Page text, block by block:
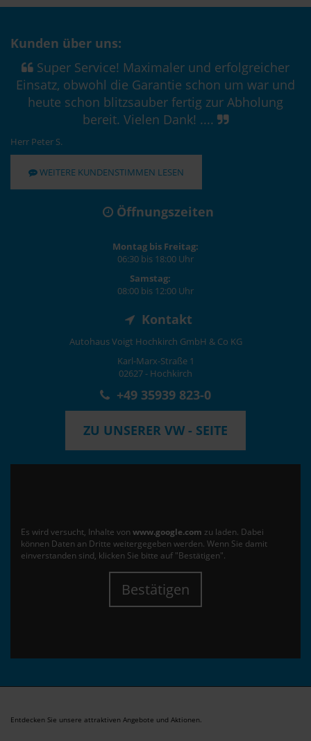
Kunden über uns:
Super Service! Maximaler und erfolgreicher
Einsatz, obwohl die Garantie schon um war und
heute schon blitzsauber fertig zur Abholung
bereit. Vielen Dank! ....
Herr Peter S.
WEITERE KUNDENSTIMMEN LESEN
Öffnungszeiten
Montag bis Freitag:
06:30 bis 18:00 Uhr
Samstag:
08:00 bis 12:00 Uhr
Kontakt
Autohaus Voigt Hochkirch GmbH & Co KG
Karl-Marx-Straße 1
02627 - Hochkirch
+49 35939 823-0
ZU UNSERER VW - SEITE
Es wird versucht, Inhalte von www.google.com zu laden. Dabei
können Daten an Dritte weitergegeben werden. Wenn Sie damit
einverstanden sind, klicken Sie bitte auf "Bestätigen".
Bestätigen
Entdecken Sie unsere attraktiven Angebote und Aktionen.